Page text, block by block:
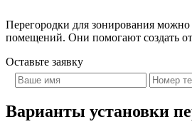
Перегородки для зонирования
помещений. Они помогают создать
Оставьте заявку
Варианты установки